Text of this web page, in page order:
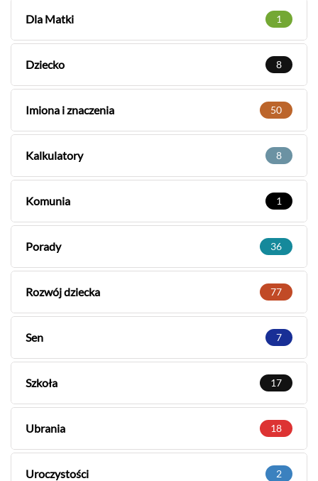
Dla Matki 1
Dziecko 8
Imiona i znaczenia 50
Kalkulatory 8
Komunia 1
Porady 36
Rozwój dziecka 77
Sen 7
Szkoła 17
Ubrania 18
Uroczystości 2